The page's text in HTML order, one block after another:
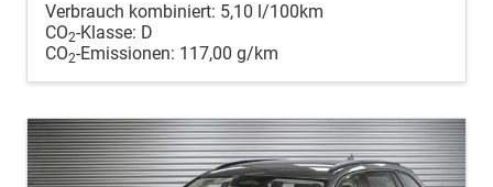
Verbrauch kombiniert: 5,10 l/100km
CO2-Klasse: D
CO2-Emissionen: 117,00 g/km